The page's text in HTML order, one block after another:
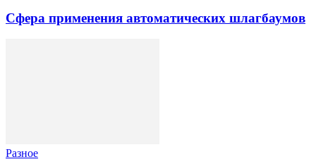
Сфера применения автоматических шлагбаумов
Разное